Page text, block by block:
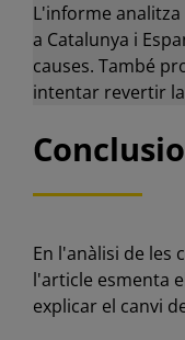
L'informe
a Catalunya i
causes. També
intentar revertir
En l'anàlisi de les
l'article esmenta
explicar el canvi